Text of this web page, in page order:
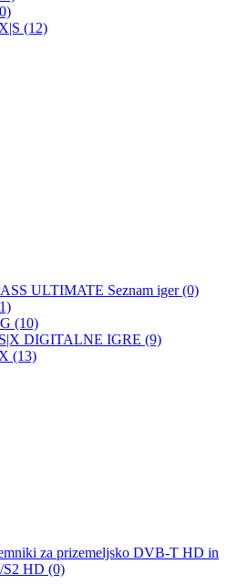
(12)
ULTIMATE Seznam iger (0)
(10)
DIGITALNE IGRE (9)
(13)
za prizemeljsko DVB-T HD in
S2 HD (0)